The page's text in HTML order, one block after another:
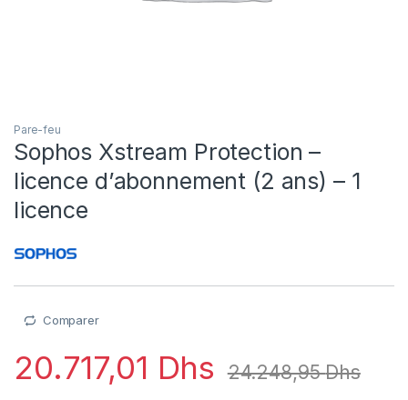
Pare-feu
Sophos Xstream Protection –
licence d’abonnement (2 ans) – 1
licence
Comparer
20.717,01 Dhs 24.248,95Dhs